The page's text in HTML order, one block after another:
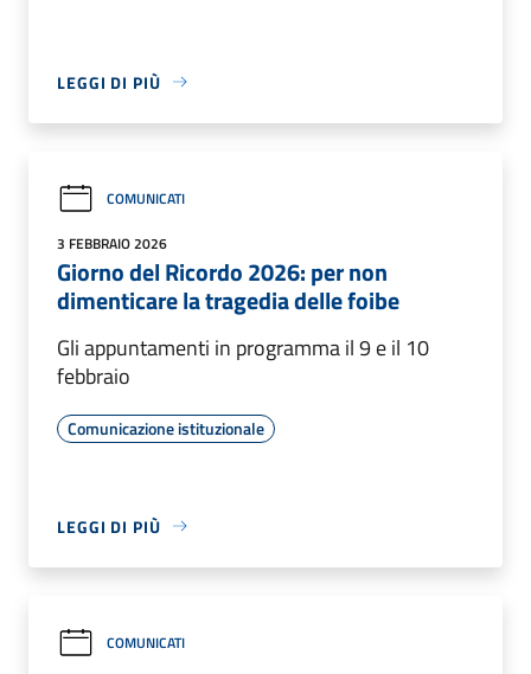
LEGGI DI PIÙ
COMUNICATI
3 FEBBRAIO 2026
Giorno del Ricordo 2026: per non
dimenticare la tragedia delle foibe
Gli appuntamenti in programma il 9 e il 10
febbraio
Comunicazione istituzionale
LEGGI DI PIÙ
COMUNICATI